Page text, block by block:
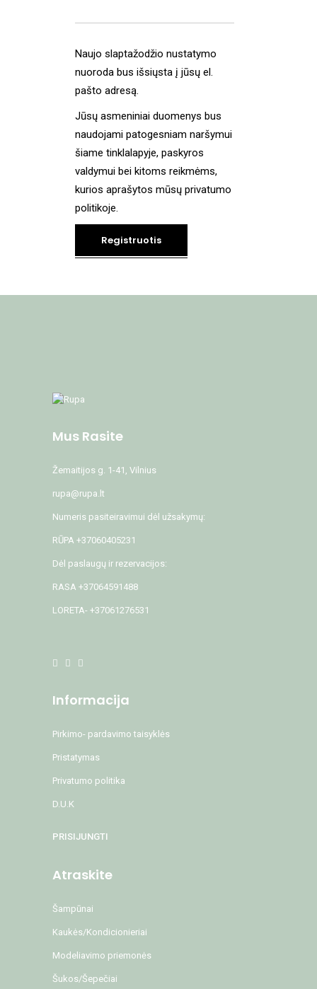
Naujo slaptažodžio nustatymo
nuoroda bus išsiųsta į jūsų el.
pašto adresą.
Jūsų asmeniniai duomenys bus
naudojami patogesniam naršymui
šiame tinklalapyje, paskyros
valdymui bei kitoms reikmėms,
kurios aprašytos mūsų privatumo
politikoje.
Registruotis
Mus Rasite
Žemaitijos g. 1-41, Vilnius
rupa@rupa.lt
Numeris pasiteiravimui dėl užsakymų:
RŪPA +37060405231
Dėl paslaugų ir rezervacijos:
RASA +37064591488
LORETA- +37061276531
Informacija
Pirkimo- pardavimo taisyklės
Pristatymas
Privatumo politika
D.U.K
PRISIJUNGTI
Atraskite
Šampūnai
Kaukės/Kondicionieriai
Modeliavimo priemonės
Šukos/Šepečiai